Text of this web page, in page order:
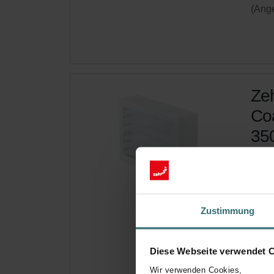
Zustimmung
Diese Webseite verwendet
Wir verwenden Cookies,